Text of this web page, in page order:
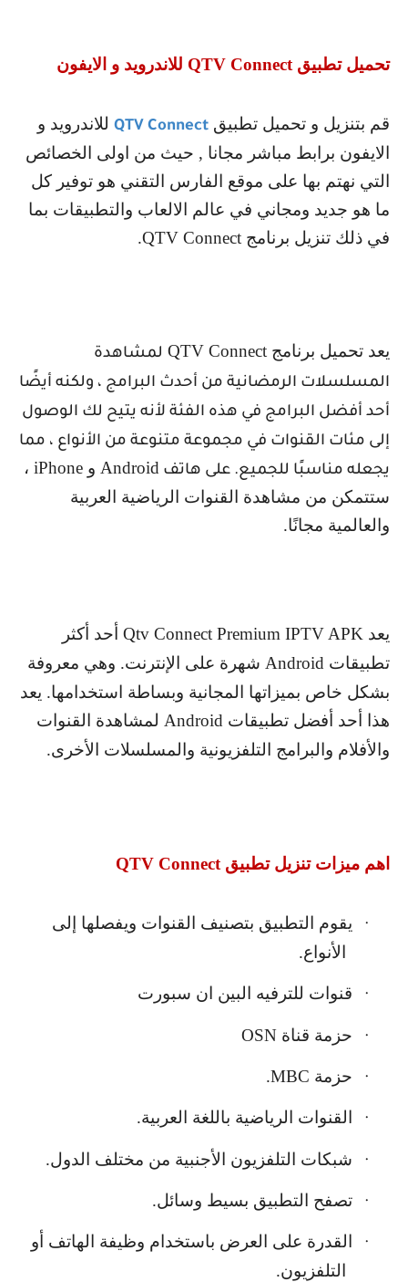
تحميل تطبيق QTV Connect للاندرويد و الايفون
قم بتنزيل و تحميل تطبيق QTV Connect للاندرويد و
الايفون برابط مباشر مجانا , حيث من اولى الخصائص
التي نهتم بها على موقع الفارس التقني هو توفير كل
ما هو جديد ومجاني في عالم الالعاب والتطبيقات بما
في ذلك تنزيل برنامج QTV Connect
.
يعد تحميل برنامج QTV Connect لمشاهدة
المسلسلات الرمضانية من أحدث البرامج ، ولكنه أيضًا
أحد أفضل البرامج في هذه الفئة لأنه يتيح لك الوصول
إلى مئات القنوات في مجموعة متنوعة من الأنواع ، مما
يجعله مناسبًا للجميع. على هاتف Android و iPhone ،
ستتمكن من مشاهدة القنوات الرياضية العربية
والعالمية مجانًا.
يعد Qtv Connect Premium IPTV APK أحد أكثر
تطبيقات Android شهرة على الإنترنت. وهي معروفة
بشكل خاص بميزاتها المجانية وبساطة استخدامها. يعد
هذا أحد أفضل تطبيقات Android لمشاهدة القنوات
والأفلام والبرامج التلفزيونية والمسلسلات الأخرى.
اهم ميزات تنزيل تطبيق QTV Connect
·
يقوم التطبيق بتصنيف القنوات ويفصلها إلى
الأنواع.
· قنوات للترفيه البين ان سبورت
· حزمة قناة OSN
· حزمة MBC
.
· القنوات الرياضية باللغة العربية.
· شبكات التلفزيون الأجنبية من مختلف الدول.
· تصفح التطبيق بسيط وسائل.
·
القدرة على العرض باستخدام وظيفة الهاتف أو
التلفزيون.